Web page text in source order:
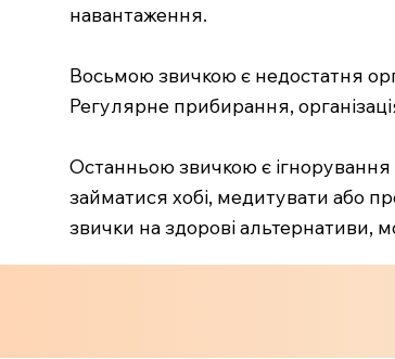
навантаження.
Восьмою звичкою є недостатня
Регулярне прибирання,
Останньою звичкою є
займатися хобі, медитувати або
звички на здорові альтернативи,